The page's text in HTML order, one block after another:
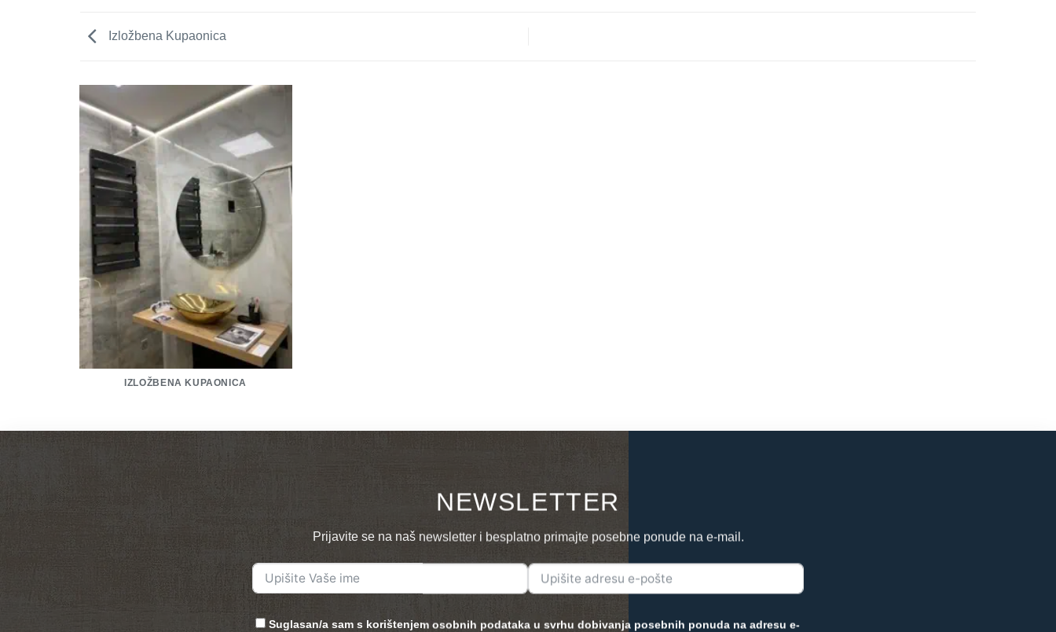
Izložbena Kupaonica
IZLOŽBENA KUPAONICA
NEWSLETTER
Prijavite se na naš newsletter i besplatno primajte posebne ponude na e-mail.
Suglasan/a sam s korištenjem osobnih podataka u svrhu dobivanja posebnih ponuda na adresu e-